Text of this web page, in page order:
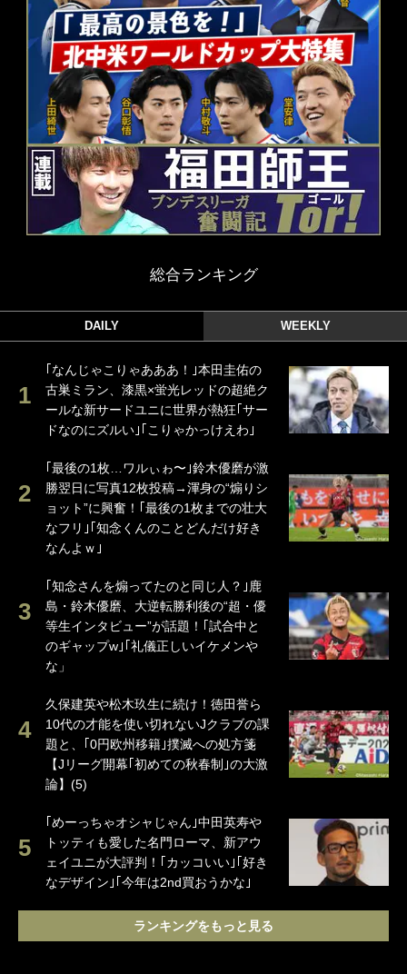
総合ランキング
DAILY WEEKLY
｢なんじゃこりゃあああ！｣本田圭佑の
古巣ミラン、漆黒×蛍光レッドの超絶ク
ールな新サードユニに世界が熱狂｢サー
ドなのにズルい｣｢こりゃかっけえわ｣
｢最後の1枚…ワルぃゎ〜｣鈴木優磨が激
勝翌日に写真12枚投稿→渾身の“煽りシ
ョット”に興奮！｢最後の1枚までの壮大
なフリ｣｢知念くんのことどんだけ好き
なんよｗ｣
｢知念さんを煽ってたのと同じ人？｣鹿
島・鈴木優磨、大逆転勝利後の“超・優
等生インタビュー”が話題！｢試合中と
のギャップw｣｢礼儀正しいイケメンや
な」
久保建英や松木玖生に続け！徳田誉ら
10代の才能を使い切れないJクラブの課
題と、｢0円欧州移籍｣撲滅への処方箋
【Jリーグ開幕｢初めての秋春制｣の大激
論】(5)
｢めーっちゃオシャじゃん｣中田英寿や
トッティも愛した名門ローマ、新アウ
ェイユニが大評判！｢カッコいい｣｢好き
なデザイン｣｢今年は2nd買おうかな｣
ランキングをもっと見る